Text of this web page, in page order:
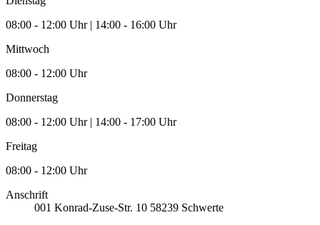
08:00 - 12:00 Uhr | 14:00 - 16:00 Uhr
Mittwoch
08:00 - 12:00 Uhr
Donnerstag
08:00 - 12:00 Uhr | 14:00 - 17:00 Uhr
Freitag
08:00 - 12:00 Uhr
Anschrift
001 Konrad-Zuse-Str. 10 58239 Schwerte